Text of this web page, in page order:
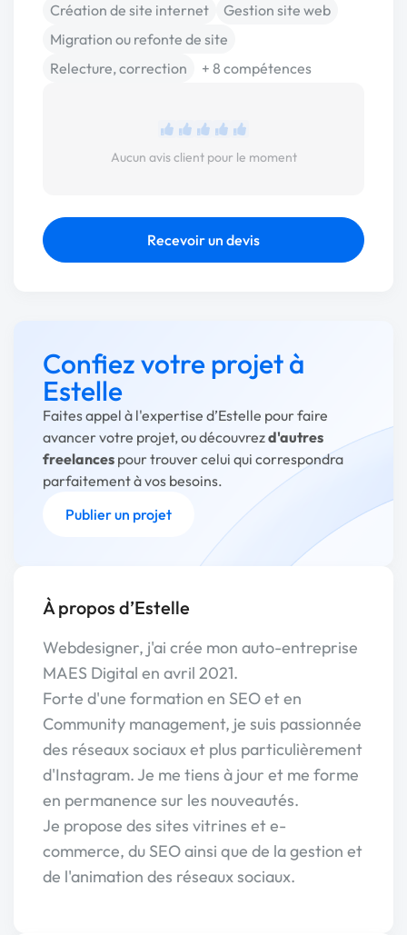
Création de site internet
Gestion site web
Migration ou refonte de site
Relecture, correction
+ 8 compétences
Aucun avis client pour le moment
Recevoir un devis
Confiez votre projet à
Estelle
Faites appel à l'expertise d’Estelle pour faire
avancer votre projet, ou découvrezd'autres
freelances pour trouver celui qui correspondra
parfaitement à vos besoins.
Publier un projet
À propos d’Estelle
Webdesigner, j'ai crée mon auto-entreprise
MAES Digital en avril 2021.
Forte d'une formation en SEO et en
Community management, je suis passionnée
des réseaux sociaux et plus particulièrement
d'Instagram. Je me tiens à jour et me forme
en permanence sur les nouveautés.
Je propose des sites vitrines et e-
commerce, du SEO ainsi que de la gestion et
de l'animation des réseaux sociaux.